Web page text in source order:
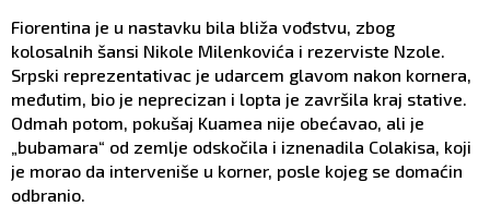
Fiorentina je u nastavku bila bliža vođstvu, zbog
kolosalnih šansi Nikole Milenkovića i rezerviste Nzole.
Srpski reprezentativac je udarcem glavom nakon kornera,
međutim, bio je neprecizan i lopta je završila kraj stative.
Odmah potom, pokušaj Kuamea nije obećavao, ali je
„bubamara“ od zemlje odskočila i iznenadila Colakisa, koji
je morao da interveniše u korner, posle kojeg se domaćin
odbranio.